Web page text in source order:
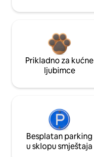
Prikladno za kućne
ljubimce
Besplatan parking
u sklopu smještaja